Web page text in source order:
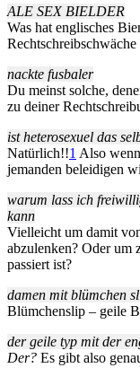
ALE SEX BIELDER
Was hat englisches
Rechtschreibschwäche
nackte fusbaler
Du meinst solche,
zu deiner
ist heterosexuel das
Natürlich!!1 Also
jemanden beleidigen
warum lass ich
kann
Vielleicht um damit
abzulenken? Oder um
passiert ist?
damen mit blümchen
Blümchenslip – geile
der geile typ mit der
Der? Es gibt also